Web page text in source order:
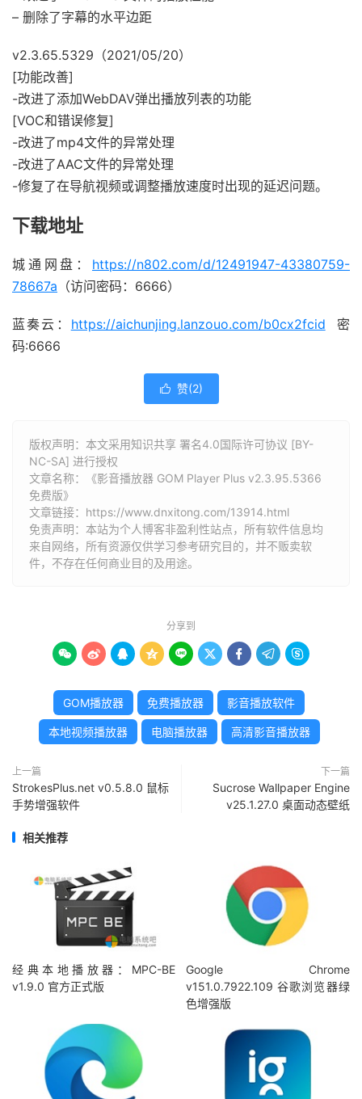
– 删除了字幕的水平边距
v2.3.65.5329（2021/05/20）
[功能改善]
-改进了添加WebDAV弹出播放列表的功能
[VOC和错误修复]
-改进了mp4文件的异常处理
-改进了AAC文件的异常处理
-修复了在导航视频或调整播放速度时出现的延迟问题。
下载地址
城通网盘： https://n802.com/d/12491947-43380759-
78667a （访问密码：6666）
蓝奏云： https://aichunjing.lanzouo.com/b0cx2fcid 密
码:6666
 赞(2)
版权声明：本文采用知识共享 署名4.0国际许可协议 [BY-
NC-SA] 进行授权
文章名称：《影音播放器 GOM Player Plus v2.3.95.5366
免费版》
文章链接： https://www.dnxitong.com/13914.html
免责声明：本站为个人博客非盈利性站点，所有软件信息均
来自网络，所有资源仅供学习参考研究目的，并不贩卖软
件，不存在任何商业目的及用途。
分享到
        
GOM播放器 免费播放器 影音播放软件
本地视频播放器 电脑播放器 高清影音播放器
上一篇
StrokesPlus.net v0.5.8.0 鼠标
手势增强软件
下一篇
Sucrose Wallpaper Engine
v25.1.27.0 桌面动态壁纸
相关推荐
经典本地播放器：MPC-BE
v1.9.0 官方正式版
Google Chrome
v151.0.7922.109 谷歌浏览器绿
色增强版